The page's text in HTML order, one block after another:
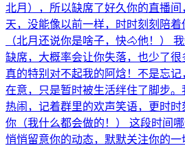
北月），所以缺席了好久你的直播
天，没能像以前一样，时时刻刻陪着
（北月还说你是啥子，快🐴他！）
缺席，大概率会让你失落，也少了很
真的特别对不起我的阿焓！不是忘
在意，只是暂时被生活绊住了脚步
热闹，记着群里的欢声笑语，更时
你（我什么都会做的！） 这段时间
悄悄留意你的动态，默默关注你的